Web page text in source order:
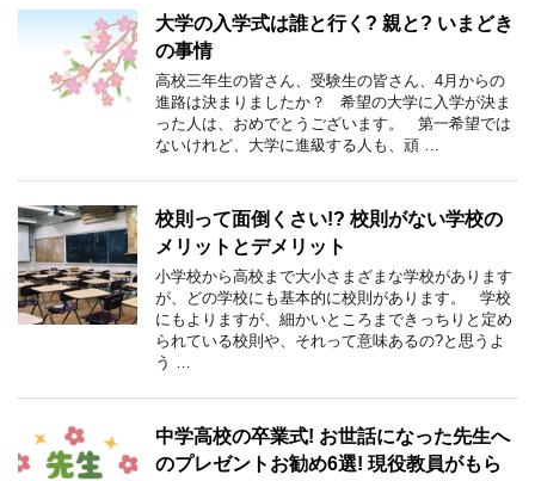
大学の入学式は誰と行く? 親と? いまどき
の事情
高校三年生の皆さん、受験生の皆さん、4月からの
進路は決まりましたか？ 希望の大学に入学が決ま
った人は、おめでとうございます。 第一希望では
ないけれど、大学に進級する人も、頑 …
校則って面倒くさい!? 校則がない学校の
メリットとデメリット
小学校から高校まで大小さまざまな学校があります
が、どの学校にも基本的に校則があります。 学校
にもよりますが、細かいところまできっちりと定め
られている校則や、それって意味あるの?と思うよ
う …
中学高校の卒業式! お世話になった先生へ
のプレゼントお勧め6選! 現役教員がもら